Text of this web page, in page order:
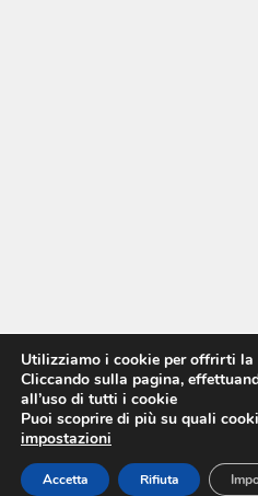
Utilizziamo i cookie per offrirti la
Cliccando sulla pagina,
all’uso di tutti i cookie
Puoi scoprire di più su quali
impostazioni
Accetta Rifiuta